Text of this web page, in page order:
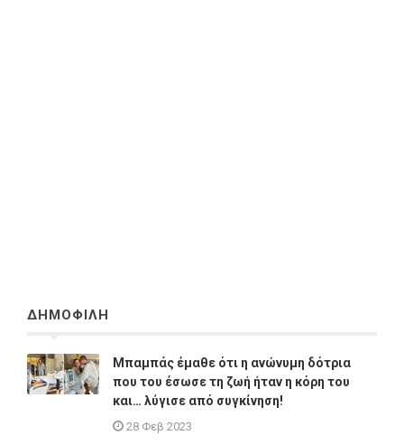
ΔΗΜΟΦΙΛΗ
Μπαμπάς έμαθε ότι η ανώνυμη δότρια
που του έσωσε τη ζωή ήταν η κόρη του
και… λύγισε από συγκίνηση!
28 Φεβ 2023